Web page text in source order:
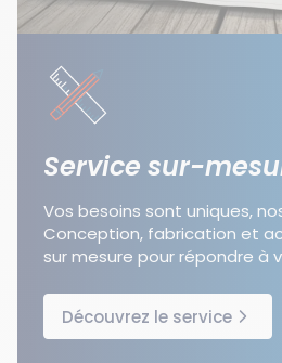
Service sur-
Vos besoins sont uniques,
Conception, fabrication et
sur mesure pour répondre à
Découvrez le service